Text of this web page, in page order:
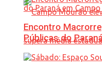
Encontro
Públicas do